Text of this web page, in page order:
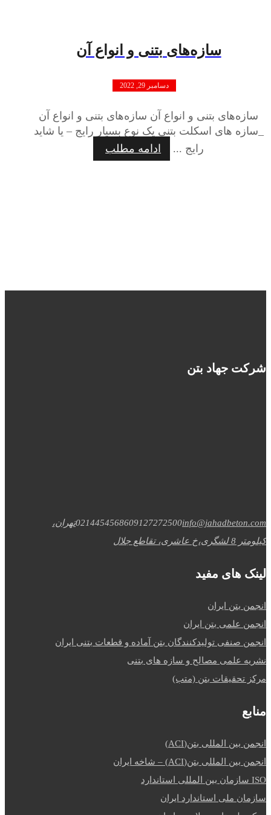
سازه‌های بتنی و انواع آن
دسامبر 29, 2022
سازه‌های بتنی و انواع آن سازه‌های بتنی و انواع آن
_سازه های اسکلت بتنی یک نوع بسیار رایج – یا شاید
رایج ...
ادامه مطلب
شرکت جهاد بتن
0214454568609127272500info@jahadbeton.com
تهران،
کیلومتر 8 لشگری،خ عاشری، تقاطع جلال
لینک های مفید
انجمن بتن ایران
انجمن علمی بتن ایران
انجمن صنفی تولیدکنندگان بتن آماده و قطعات بتنی ایران
نشریه علمی مصالح و سازه های بتنی
مرکز تحقیقات بتن (متب)
منابع
انجمن بین المللی بتن(ACI)
انجمن بین المللی بتن(ACI) – شاخه ایران
ISO سازمان بین المللی استاندارد
سازمان ملی استاندارد ایران